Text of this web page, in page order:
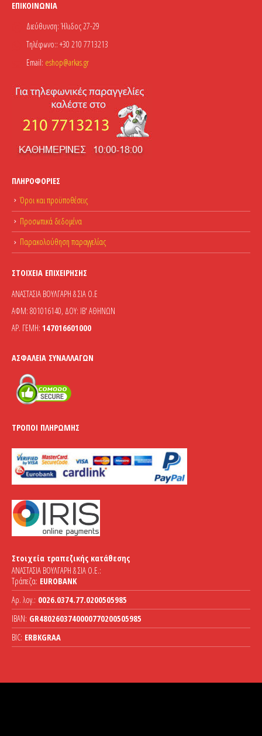
ΕΠΙΚΟΙΝΩΝΊΑ
Διεύθυνση: Ήλιδος 27-29
Τηλέφωνο:: +30 210 7713213
Email: eshop@arkas.gr
ΠΛΗΡΟΦΟΡΊΕΣ
Όροι και προϋποθέσεις
Προσωπικά δεδομένα
Παρακολούθηση παραγγελίας
ΣΤΟΙΧΕΊΑ ΕΠΙΧΕΊΡΗΣΗΣ
ΑΝΑΣΤΑΣΙΑ ΒΟΥΛΓΑΡΗ & ΣΙΑ Ο.Ε
ΑΦΜ: 801016140, ΔΟΥ: ΙΒ' ΑΘΗΝΩΝ
ΑΡ. ΓΕΜΗ: 147016601000
ΑΣΦΆΛΕΙΑ ΣΥΝΑΛΛΑΓΏΝ
ΤΡΌΠΟΙ ΠΛΗΡΩΜΉΣ
Στοιχεία τραπεζικής κατάθεσης
ΑΝΑΣΤΑΣΙΑ ΒΟΥΛΓΑΡΗ & ΣΙΑ Ο.Ε.:
Τράπεζα: EUROBANK
Αρ. λογ.: 0026.0374.77.0200505985
IBAN: GR4802603740000770200505985
BIC: ERBKGRAA